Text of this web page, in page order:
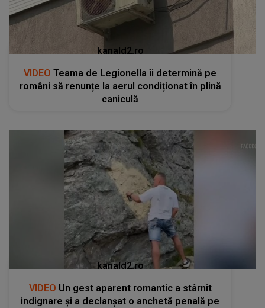
kanald2.ro
VIDEO Teama de Legionella îi determină pe
români să renunțe la aerul condiționat în plină
caniculă
kanald2.ro
VIDEO Un gest aparent romantic a stârnit
indignare și a declanșat o anchetă penală pe